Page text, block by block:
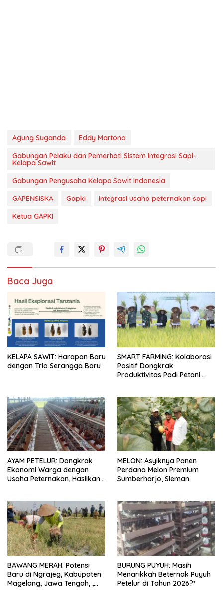
Agung Suganda
Eddy Martono
Gabungan Pelaku dan Pemerhati Sistem Integrasi Sapi-
Kelapa Sawit
Gabungan Pengusaha Kelapa Sawit Indonesia
GAPENSISKA
Gapki
integrasi usaha peternakan sapi
Ketua GAPKI
Baca Juga
KELAPA SAWIT: Harapan Baru
dengan Trio Serangga Baru
SMART FARMING: Kolaborasi
Positif Dongkrak
Produktivitas Padi Petani
AYAM PETELUR: Dongkrak
Ekonomi Warga dengan
Usaha Peternakan, Hasilkan
MELON: Asyiknya Panen
Perdana Melon Premium
Sumberharjo, Sleman
BAWANG MERAH: Potensi
Baru di Ngrajeg, Kabupaten
Magelang, Jawa Tengah, ,
BURUNG PUYUH: Masih
Menarikkah Beternak Puyuh
Petelur di Tahun 2026?*